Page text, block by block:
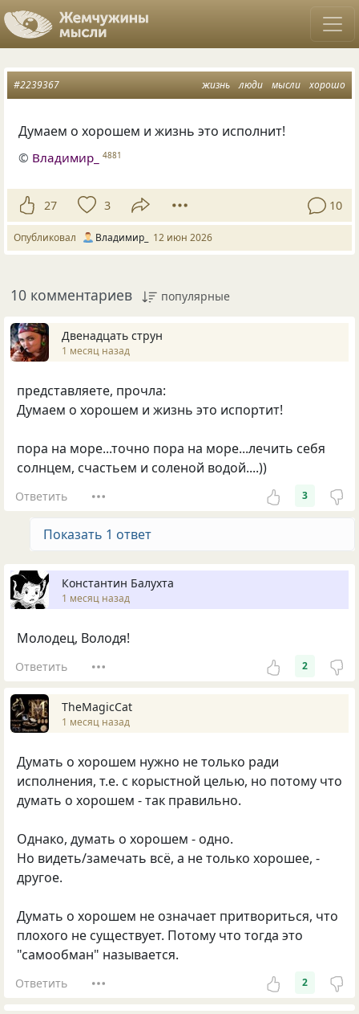
жизнь люди мысли хорошо
#2239367
Думаем о хорошем и жизнь это исполнит!
© Владимир_ 4881
27 3 10
Опубликовал Владимир_ 12 июн 2026
10 комментариев популярные
Двенадцать струн
1 месяц назад
представляете, прочла:
Думаем о хорошем и жизнь это испортит!
пора на море...точно пора на море...лечить себя
солнцем, счастьем и соленой водой....))
Ответить 3
Показать 1 ответ
Константин Балухта
1 месяц назад
Молодец, Володя!
Ответить 2
TheMagicCat
1 месяц назад
Думать о хорошем нужно не только ради
исполнения, т.е. с корыстной целью, но потому что
думать о хорошем - так правильно.
Однако, думать о хорошем - одно.
Но видеть/замечать всё, а не только хорошее, -
другое.
Думать о хорошем не означает притвориться, что
плохого не существует. Потому что тогда это
"самообман" называется.
Ответить 2